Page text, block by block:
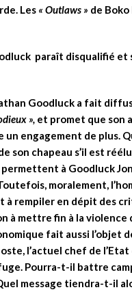
Les « Outlaws » de Boko
paraît disqualifié et
Goodluck a fait
», et promet que son
un engagement de
son chapeau s’il est
à Goodluck
moralement,
à rempiler en dépit des
à mettre fin à la violence
fait aussi l’objet
l’actuel chef de
Pourra-t-il battre
message tiendra-t-il